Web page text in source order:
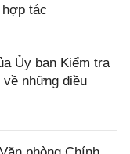
tác
Ủy ban Kiểm tra
những điều